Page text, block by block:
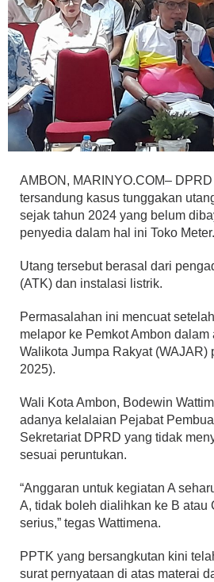
AMBON, MARINYO.COM–
tersandung kasus tunggakan
sejak tahun 2024 yang belum
penyedia dalam hal ini Toko Meter.
Utang tersebut berasal dari
(ATK) dan instalasi listrik.
Permasalahan ini mencuat
melapor ke Pemkot Ambon dalam
Walikota Jumpa Rakyat (WAJAR)
2025).
Wali Kota Ambon, Bodewin
adanya kelalaian Pejabat
Sekretariat DPRD yang tidak
sesuai peruntukan.
“Anggaran untuk kegiatan A
A, tidak boleh dialihkan ke B atau
serius,” tegas Wattimena.
PPTK yang bersangkutan kini
surat pernyataan di atas materai